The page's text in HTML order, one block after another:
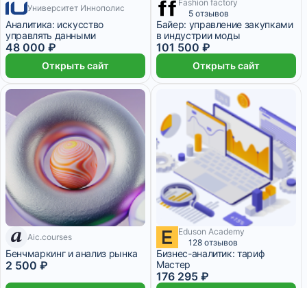
4 800 ₽/мес 5 месяцев
Университет Иннополис
Аналитика: искусство
управлять данными
48 000 ₽
Открыть сайт
5 месяцев
Fashion factory
5 отзывов
Байер: управление закупками
в индустрии моды
101 500 ₽
Открыть сайт
7 днейAic.courses
Бенчмаркинг и анализ рынка
2 500 ₽
7 345 ₽/мес 10 месяцев
Eduson Academy
128 отзывов
Бизнес-аналитик: тариф
Мастер
176 295 ₽